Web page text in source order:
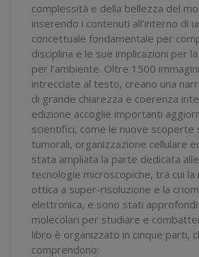
complessità e della bellezza del
inserendo i contenuti all’interno di
concettuale fondamentale per
disciplina e le sue implicazioni per
per l’ambiente. Oltre 1500
intrecciate al testo, creano una
di grande chiarezza e coerenza
edizione accoglie importanti
scientifici, come le nuove scoperte
tumorali, organizzazione cellulare
stata ampliata la parte dedicata
tecnologie microscopiche, tra cui la
ottica a super-risoluzione e la
elettronica, e sono stati
molecolari per studiare e
libro è organizzato in cinque parti,
comprendono: